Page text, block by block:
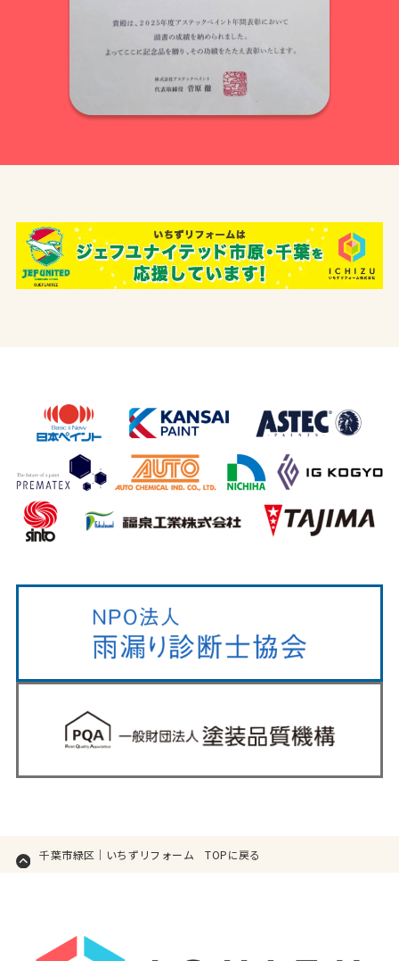
千葉市緑区｜いちずリフォーム TOPに戻る